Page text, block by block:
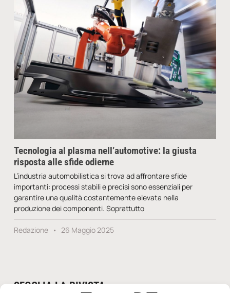
Tecnologia al plasma nell’automotive: la giusta
risposta alle sfide odierne
L’industria automobilistica si trova ad affrontare sfide
importanti: processi stabili e precisi sono essenziali per
garantire una qualità costantemente elevata nella
produzione dei componenti. Soprattutto
Redazione 26 Maggio 2025
SFOGLIA LA RIVISTA